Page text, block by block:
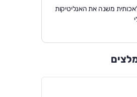
משנה את האנליטיקות